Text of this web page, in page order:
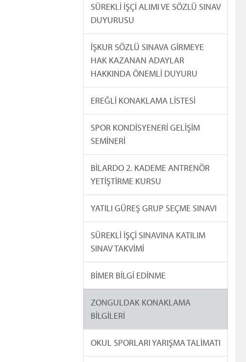
SÜREKLİ İŞÇİ ALIMI VE SÖZLÜ SINAV
DUYURUSU
İŞKUR SÖZLÜ SINAVA GİRMEYE
HAK KAZANAN ADAYLAR
HAKKINDA ÖNEMLİ DUYURU
EREĞLİ KONAKLAMA LİSTESİ
SPOR KONDİSYENERİ GELİŞİM
SEMİNERİ
BİLARDO 2. KADEME ANTRENÖR
YETİŞTİRME KURSU
YATILI GÜREŞ GRUP SEÇME SINAVI
SÜREKLİ İŞÇİ SINAVINA KATILIM
SINAV TAKVİMİ
BİMER BİLGİ EDİNME
ZONGULDAK KONAKLAMA
BİLGİLERİ
OKUL SPORLARI YARIŞMA TALİMATI